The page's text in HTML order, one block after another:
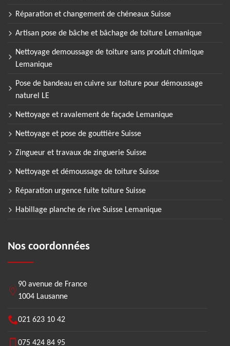
Réparation et changement de chéneaux Suisse
Artisan pose de bâche et bâchage de toiture Lemanique
Nettoyage demoussage de toiture sans produit chimique
Lemanique
Pose de bandeau en cuivre sur toiture pour démoussage
naturel LE
Nettoyage et ravalement de façade Lemanique
Nettoyage et pose de gouttière Suisse
Zingueur et travaux de zinguerie Suisse
Nettoyage et démoussage de toiture Suisse
Réparation urgence fuite toiture Suisse
Habillage planche de rive Suisse Lemanique
Nos coordonnées
90 avenue de France
1004 Lausanne
021 623 10 42
075 424 84 95